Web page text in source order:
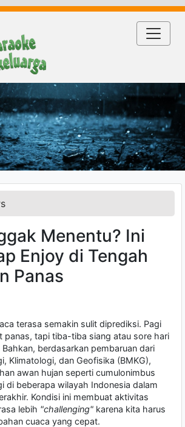
Menentu? Ini
Enjoy di Tengah
Panas
terasa semakin sulit diprediksi. Pagi
panas, tapi tiba-tiba siang atau sore hari
berdasarkan pembaruan dari
Klimatologi, dan Geofisika (BMKG),
awan hujan seperti cumulonimbus
di beberapa wilayah Indonesia dalam
Kondisi ini membuat aktivitas
lebih "challenging" karena kita harus
cuaca yang cepat.